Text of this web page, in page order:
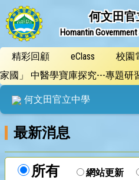
何文田
Homantin
精彩回顧 eClass 校園
家國」 中醫學寶庫探究---專題研
何文田官立中學
最新消息
所有 網站更新